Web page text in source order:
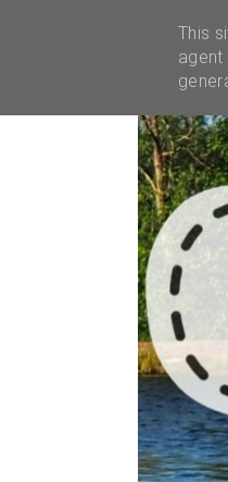
This
agent